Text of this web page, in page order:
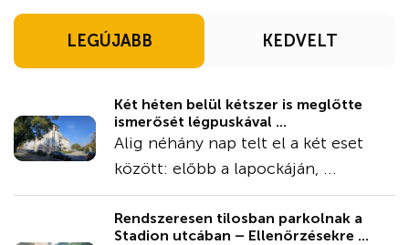
LEGÚJABB KEDVELT
Két héten belül kétszer is meglőtte
ismerősét légpuskával ...
Alig néhány nap telt el a két eset
között: előbb a lapockáján, ...
Rendszeresen tilosban parkolnak a
Stadion utcában – Ellenőrzésekre ...